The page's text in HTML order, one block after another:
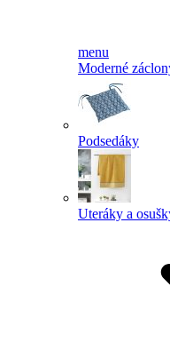
menu
Moderné
Podsedáky
Uteráky a